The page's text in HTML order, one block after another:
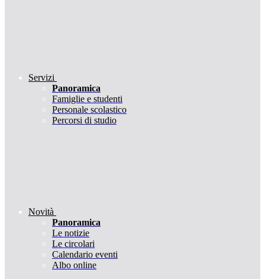
Servizi
Panoramica
Famiglie e studenti
Personale scolastico
Percorsi di studio
Novità
Panoramica
Le notizie
Le circolari
Calendario eventi
Albo online